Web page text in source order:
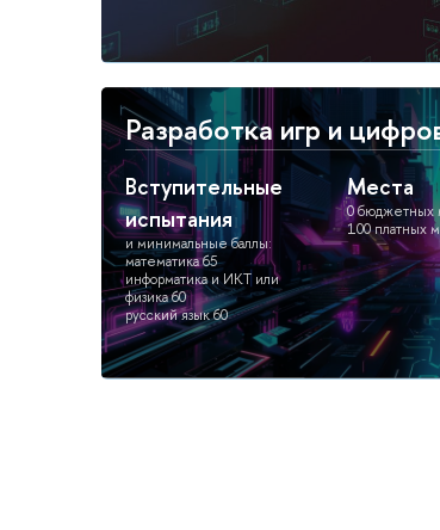
Разработка игр и
Вступительные
испытания
и минимальные баллы:
математика 65
информатика и ИКТ или
физика 60
русский язык 60
Места
0 бюджетных
100 платных